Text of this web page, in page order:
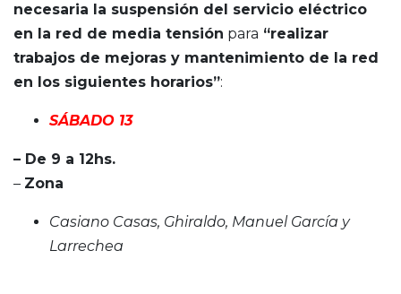
necesaria la suspensión del servicio eléctrico
en la red de media tensión para “realizar
trabajos de mejoras y mantenimiento de la red
en los siguientes horarios”:
SÁBADO 13
– De 9 a 12hs.
– Zona
Casiano Casas, Ghiraldo, Manuel García y
Larrechea